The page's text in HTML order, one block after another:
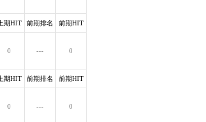
上期HIT 前期排名 前期HIT
0 --- 0
上期HIT 前期排名 前期HIT
0 --- 0